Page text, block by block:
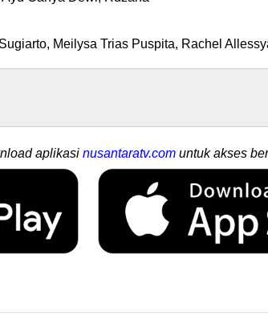
Meilysa Trias Puspita, Rachel
aplikasi nusantaratv.com untuk akses